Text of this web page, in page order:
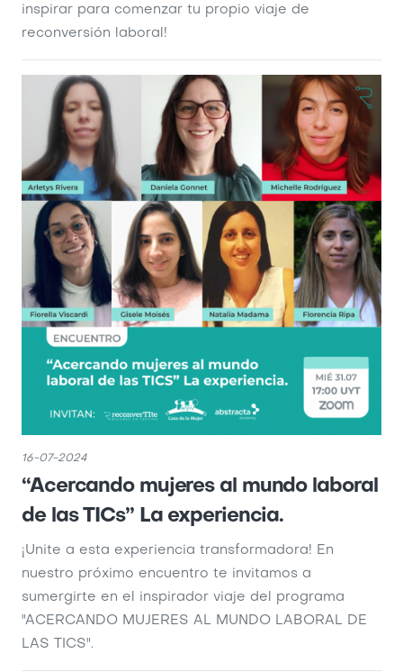
inspirar para comenzar tu propio viaje de
reconversión laboral!
16-07-2024
“Acercando mujeres al mundo laboral
de las TICs” La experiencia.
¡Unite a esta experiencia transformadora! En
nuestro próximo encuentro te invitamos a
sumergirte en el inspirador viaje del programa
"ACERCANDO MUJERES AL MUNDO LABORAL DE
LAS TICS".